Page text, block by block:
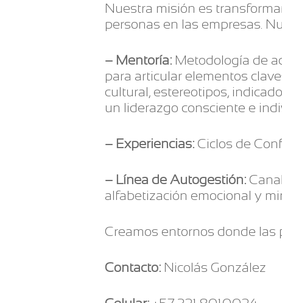
Nuestra misión es
personas en las empresas.
– Mentoría: Metodología de
para articular elementos
cultural, estereotipos,
un liderazgo consciente e
– Experiencias: Ciclos de
– Línea de Autogestión:
alfabetización emocional y
Creamos entornos donde las
Contacto: Nicolás González